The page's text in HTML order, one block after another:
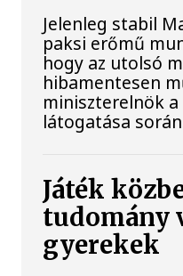
Jelenleg stabil
paksi erőmű
hogy az utolsó
hibamentesen
miniszterelnök
látogatása
Játék
tudomány
gyerekek